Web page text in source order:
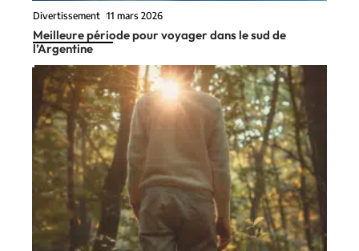
Divertissement 11 mars 2026
Meilleure période pour voyager dans le sud de
l’Argentine